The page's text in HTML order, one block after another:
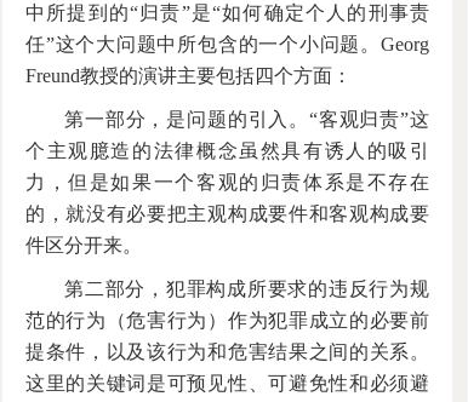
中所提到的“归责”是“如何确定个人的刑事责
任”这个大问题中所包含的一个小问题。Georg
Freund教授的演讲主要包括四个方面：
第一部分，是问题的引入。“客观归责”这
个主观臆造的法律概念虽然具有诱人的吸引
力，但是如果一个客观的归责体系是不存在
的，就没有必要把主观构成要件和客观构成要
件区分开来。
第二部分，犯罪构成所要求的违反行为规
范的行为（危害行为）作为犯罪成立的必要前
提条件，以及该行为和危害结果之间的关系。
这里的关键词是可预见性、可避免性和必须避